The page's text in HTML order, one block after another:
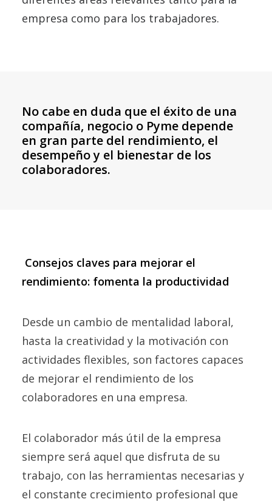
empresa como para los trabajadores.
No cabe en duda que el éxito de una
compañía, negocio o Pyme depende
en gran parte del rendimiento, el
desempeño y el bienestar de los
colaboradores.
Consejos claves para mejorar el
rendimiento: fomenta la productividad
Desde un cambio de mentalidad laboral,
hasta la creatividad y la motivación con
actividades flexibles, son factores capaces
de mejorar el rendimiento de los
colaboradores en una empresa.
El colaborador más útil de la empresa
siempre será aquel que disfruta de su
trabajo, con las herramientas necesarias y
el constante crecimiento profesional que